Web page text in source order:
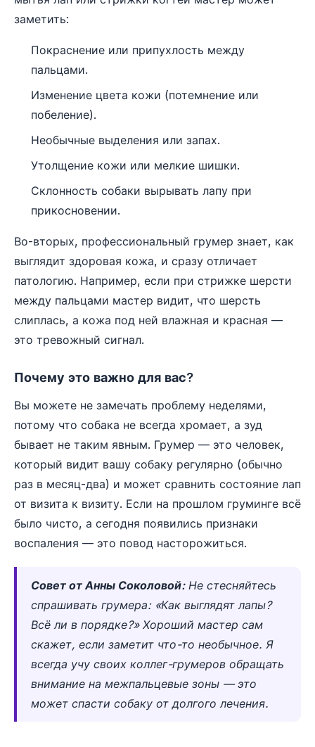
заметить:
Покраснение или припухлость между
пальцами.
Изменение цвета кожи (потемнение или
побеление).
Необычные выделения или запах.
Утолщение кожи или мелкие шишки.
Склонность собаки вырывать лапу при
прикосновении.
Во-вторых, профессиональный грумер знает, как
выглядит здоровая кожа, и сразу отличает
патологию. Например, если при стрижке шерсти
между пальцами мастер видит, что шерсть
слиплась, а кожа под ней влажная и красная —
это тревожный сигнал.
Почему это важно для вас?
Вы можете не замечать проблему неделями,
потому что собака не всегда хромает, а зуд
бывает не таким явным. Грумер — это человек,
который видит вашу собаку регулярно (обычно
раз в месяц-два) и может сравнить состояние лап
от визита к визиту. Если на прошлом груминге всё
было чисто, а сегодня появились признаки
воспаления — это повод насторожиться.
Совет от Анны Соколовой:Не стесняйтесь
спрашивать грумера: «Как выглядят лапы?
Всё ли в порядке?» Хороший мастер сам
скажет, если заметит что-то необычное. Я
всегда учу своих коллег-грумеров обращать
внимание на межпальцевые зоны — это
может спасти собаку от долгого лечения.